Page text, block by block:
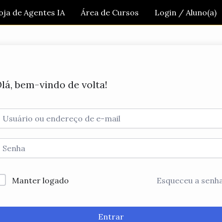
de Agentes IA Área de Cursos Login / Aluno(a)
bem-vindo de volta!
Manter logado Esqueceu a
Entrar